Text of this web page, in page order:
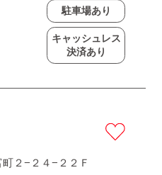
駐車場あり
キャッシュレス
決済あり
２−２４−２２Ｆ